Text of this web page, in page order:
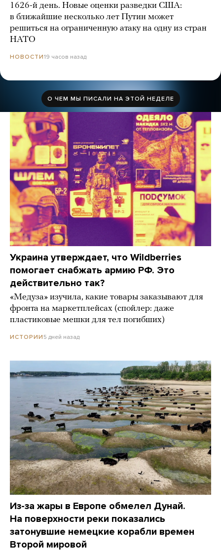
1626-й день. Новые оценки разведки США:
в ближайшие несколько лет Путин может
решиться на ограниченную атаку на одну из стран
НАТО
НОВОСТИ19 часов назад
О ЧЕМ МЫ ПИСАЛИ НА ЭТОЙ НЕДЕЛЕ
Украина утверждает, что Wildberries
помогает снабжать армию РФ. Это
действительно так?
«Медуза» изучила, какие товары заказывают для
фронта на маркетплейсах (спойлер: даже
пластиковые мешки для тел погибших)
ИСТОРИИ 5 дней назад
Из-за жары в Европе обмелел Дунай.
На поверхности реки показались
затонувшие немецкие корабли времен
Второй мировой